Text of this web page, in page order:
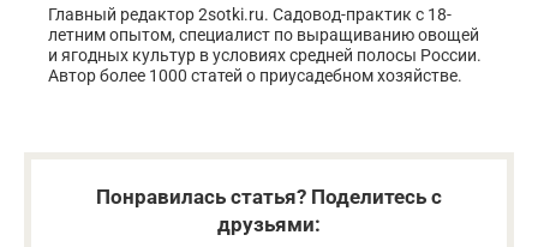
Главный редактор 2sotki.ru. Садовод-практик с 18-
летним опытом, специалист по выращиванию овощей
и ягодных культур в условиях средней полосы России.
Автор более 1000 статей о приусадебном хозяйстве.
Понравилась статья? Поделитесь с
друзьями: